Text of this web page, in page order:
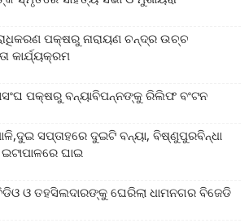
ପକ୍ଷରୁ ନାରାୟଣ ଚନ୍ଦ୍ର ଉଚ୍ଚ
କାର୍ଯ୍ୟକ୍ରମ
ପକ୍ଷରୁ ବନ୍ୟାବିପନ୍ନଙ୍କୁ ରିଲିଫ ବଂଟନ
ସପ୍ତାହରେ ଦୁଇଟି ବନ୍ୟା, ବିଷ୍ଣୁପୁରବିନ୍ଧା
ଘାଇ
ଓ ତହସିଲଦାରଙ୍କୁ ଘେରିଲା ଧାମନଗର ବିଜେଡି